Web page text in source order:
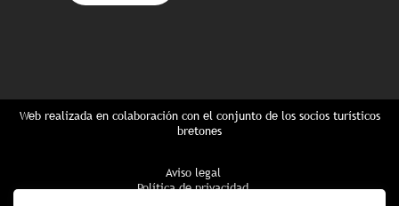
Web realizada en colaboración con el conjunto de los socios turísticos
bretones
Aviso legal
Política de privacidad